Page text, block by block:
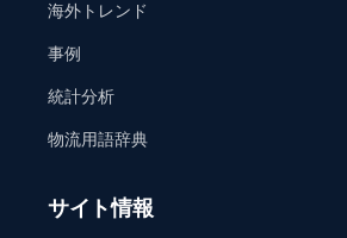
海外トレンド
事例
統計分析
物流用語辞典
サイト情報